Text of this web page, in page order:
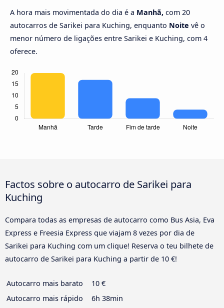
A hora mais movimentada do dia é a Manhã, com 20
autocarros de Sarikei para Kuching, enquanto Noite vê o
menor número de ligações entre Sarikei e Kuching, com 4
oferece.
Factos sobre o autocarro de Sarikei para
Kuching
Compara todas as empresas de autocarro como Bus Asia, Eva
Express e Freesia Express que viajam 8 vezes por dia de
Sarikei para Kuching com um clique! Reserva o teu bilhete de
autocarro de Sarikei para Kuching a partir de 10 €!
Autocarro mais barato
10 €
Autocarro mais rápido
6h 38min